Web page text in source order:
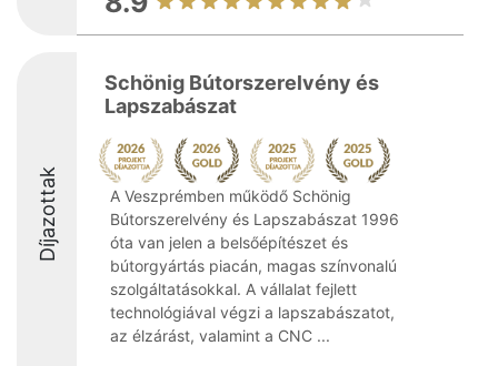
Díjazottak
Schönig Bútorszerelvény és
Lapszabászat
A Veszprémben működő Schönig
Bútorszerelvény és Lapszabászat 1996
óta van jelen a belsőépítészet és
bútorgyártás piacán, magas színvonalú
szolgáltatásokkal. A vállalat fejlett
technológiával végzi a lapszabászatot,
az élzárást, valamint a CNC ...